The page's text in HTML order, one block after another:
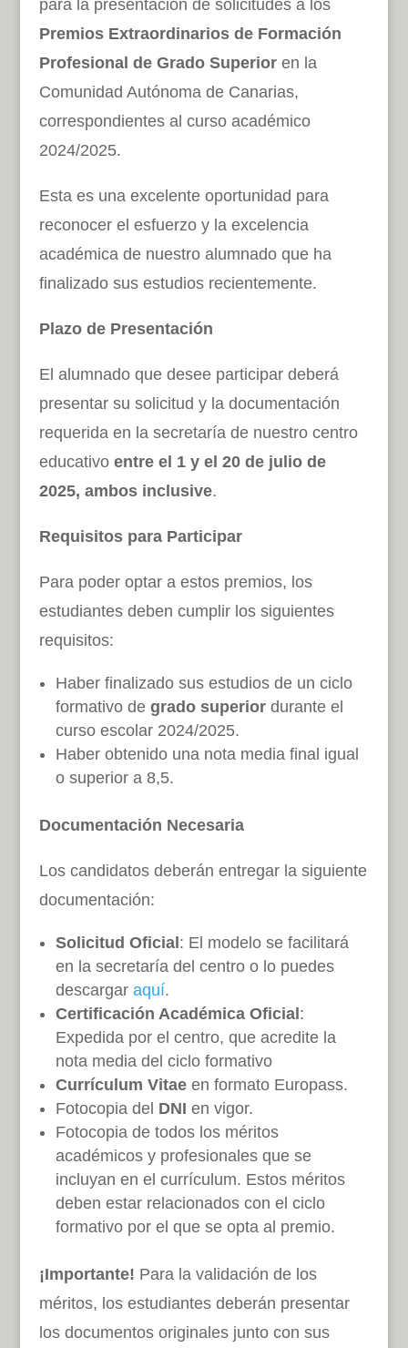
para la presentación de solicitudes a los
Premios Extraordinarios de Formación
Profesional de Grado Superioren la
Comunidad Autónoma de Canarias,
correspondientes al curso académico
2024/2025.
Esta es una excelente oportunidad para
reconocer el esfuerzo y la excelencia
académica de nuestro alumnado que ha
finalizado sus estudios recientemente.
Plazo de Presentación
El alumnado que desee participar deberá
presentar su solicitud y la documentación
requerida en la secretaría de nuestro centro
educativo entre el 1 y el 20 de julio de
2025, ambos inclusive.
Requisitos para Participar
Para poder optar a estos premios, los
estudiantes deben cumplir los siguientes
requisitos:
Haber finalizado sus estudios de un ciclo
formativo de grado superiordurante el
curso escolar 2024/2025.
Haber obtenido una nota media final igual
o superior a 8,5.
Documentación Necesaria
Los candidatos deberán entregar la siguiente
documentación:
Solicitud Oficial : El modelo se facilitará
en la secretaría del centro o lo puedes
descargar aquí.
Certificación Académica Oficial :
Expedida por el centro, que acredite la
nota media del ciclo formativo
Currículum Vitaeen formato Europass.
Fotocopia del DNI en vigor.
Fotocopia de todos los méritos
académicos y profesionales que se
incluyan en el currículum. Estos méritos
deben estar relacionados con el ciclo
formativo por el que se opta al premio.
¡Importante! Para la validación de los
méritos, los estudiantes deberán presentar
los documentos originales junto con sus